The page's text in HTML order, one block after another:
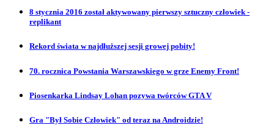
8 stycznia 2016 został aktywowany pierwszy sztuczny człowiek -
replikant
Rekord świata w najdłuższej sesji growej pobity!
70. rocznica Powstania Warszawskiego w grze Enemy Front!
Piosenkarka Lindsay Lohan pozywa twórców GTA V
Gra "Był Sobie Człowiek" od teraz na Androidzie!